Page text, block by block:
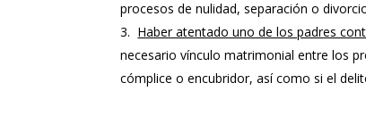
procesos de nulidad, separación o
Haber atentado uno de los padres
necesario vínculo matrimonial entre los
cómplice o encubridor, así como si el